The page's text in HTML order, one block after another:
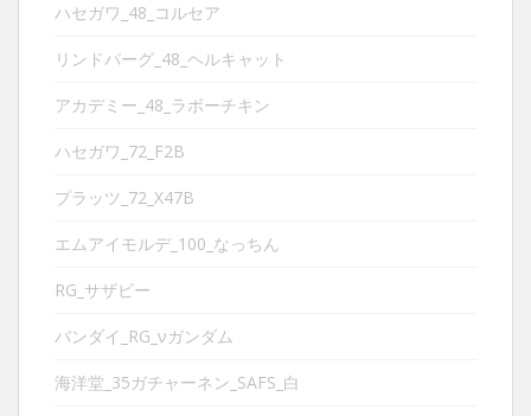
ハセガワ_48_コルセア
リンドバーグ_48_ヘルキャット
アカデミー_48_ラボーチキン
ハセガワ_72_F2B
プラッツ_72_X47B
エムアイモルデ_100_なっちん
RG_サザビー
バンダイ_RG_νガンダム
海洋堂_35ガチャーネン_SAFS_白